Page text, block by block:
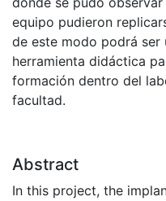
equipo pudieron
de este modo podrá ser
herramienta didáctica
formación dentro del
facultad.
Abstract
In this project, the